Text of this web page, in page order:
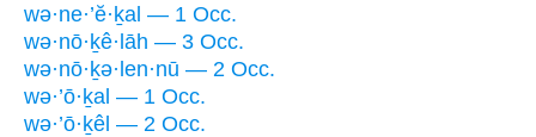
wə·ne·’ĕ·ḵal — 1 Occ.
wə·nō·ḵê·lāh — 3 Occ.
wə·nō·ḵə·len·nū — 2 Occ.
wə·’ō·ḵal — 1 Occ.
wə·’ō·ḵêl — 2 Occ.